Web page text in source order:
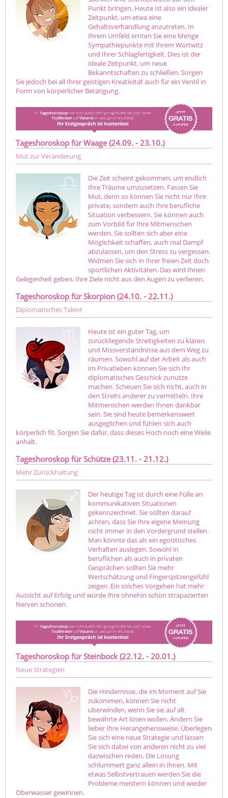
Punkt bringen. Heute ist also ein idealer
Zeitpunkt, um etwa eine
Gehaltsverhandlung anzutreten. In
Ihrem Umfeld ernten Sie eine Menge
Sympathiepunkte mit Ihrem Wortwitz
und Ihrer Schlagfertigkeit. Dies ist der
ideale Zeitpunkt, um neue
Bekanntschaften zu schließen. Sorgen
Sie jedoch bei all Ihrer geistigen Kreativität auch für ein Ventil in
Form von körperlicher Betätigung.
Tageshoroskop für Waage (24.09. - 23.10.)
Mut zur Veränderung
Die Zeit scheint gekommen, um endlich
Ihre Träume umzusetzen. Fassen Sie
Mut, denn so können Sie nicht nur Ihre
private, sondern auch Ihre berufliche
Situation verbessern. Sie können auch
zum Vorbild für Ihre Mitmenschen
werden. Sie sollten sich aber eine
Möglichkeit schaffen, auch mal Dampf
abzulassen, um den Stress zu vergessen.
Widmen Sie sich in Ihrer freien Zeit doch
sportlichen Aktivitäten. Das wird Ihnen
Gelegenheit geben, Ihre Ziele nicht aus den Augen zu verlieren.
Tageshoroskop für Skorpion (24.10. - 22.11.)
Diplomatisches Talent
Heute ist ein guter Tag, um
zurückliegende Streitigkeiten zu klären
und Missverständnisse aus dem Weg zu
räumen. Sowohl auf der Arbeit als auch
im Privatleben können Sie sich Ihr
diplomatisches Geschick zunutze
machen. Scheuen Sie sich nicht, auch in
den Streits anderer zu vermitteln. Ihre
Mitmenschen werden Ihnen dankbar
sein. Sie sind heute bemerkenswert
ausgeglichen und fühlen sich auch
körperlich fit. Sorgen Sie dafür, dass dieses Hoch noch eine Weile
anhält.
Tageshoroskop für Schütze (23.11. - 21.12.)
Mehr Zurückhaltung
Der heutige Tag ist durch eine Fülle an
kommunikativen Situationen
gekennzeichnet. Sie sollten darauf
achten, dass Sie Ihre eigene Meinung
nicht immer in den Vordergrund stellen.
Man könnte das als ein egoistisches
Verhalten auslegen. Sowohl in
beruflichen als auch in privaten
Gesprächen sollten Sie mehr
Wertschätzung und Fingerspitzengefühl
zeigen. Ein solches Vorgehen hat mehr
Aussicht auf Erfolg und würde Ihre ohnehin schon strapazierten
Nerven schonen.
Tageshoroskop für Steinbock (22.12. - 20.01.)
Neue Strategien
Die Hindernisse, die im Moment auf Sie
zukommen, können Sie nicht
überwinden, wenn Sie sie auf alt
bewährte Art lösen wollen. Ändern Sie
lieber Ihre Herangehensweise. Überlegen
Sie sich eine neue Strategie und lassen
Sie sich dabei von anderen nicht zu viel
dazwischen reden. Die Lösung
schlummert ganz allein in Ihnen. Mit
etwas Selbstvertrauen werden Sie die
Probleme meistern können und wieder
Oberwasser gewinnen.